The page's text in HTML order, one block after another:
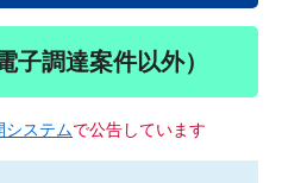
子調達案件以外）
システムで公告しています